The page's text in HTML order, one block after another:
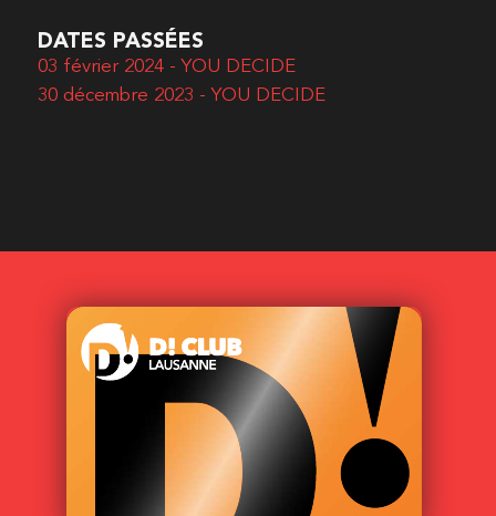
DATES PASSÉES
03 février 2024 - YOU DECIDE
30 décembre 2023 - YOU DECIDE